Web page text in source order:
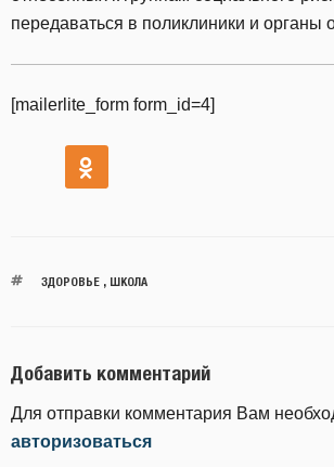
передаваться в поликлиники и органы
[mailerlite_form form_id=4]
ЗДОРОВЬЕ, ШКОЛА
Добавить комментарий
Для отправки комментария Вам
авторизоваться